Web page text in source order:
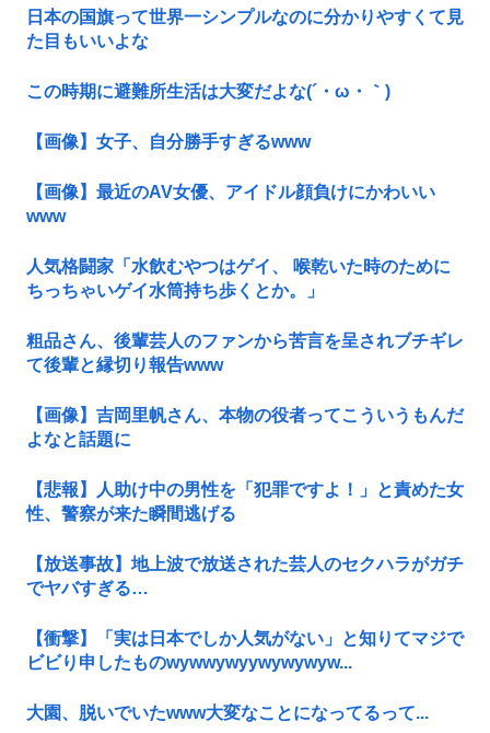
日本の国旗って世界一シンプルなのに分かりやすくて見
た目もいいよな
この時期に避難所生活は大変だよな(´・ω・｀)
【画像】女子、自分勝手すぎるwww
【画像】最近のAV女優、アイドル顔負けにかわいい
www
人気格闘家「水飲むやつはゲイ、 喉乾いた時のために
ちっちゃいゲイ水筒持ち歩くとか。」
粗品さん、後輩芸人のファンから苦言を呈されブチギレ
て後輩と縁切り報告www
【画像】吉岡里帆さん、本物の役者ってこういうもんだ
よなと話題に
【悲報】人助け中の男性を「犯罪ですよ！」と責めた女
性、警察が来た瞬間逃げる
【放送事故】地上波で放送された芸人のセクハラがガチ
でヤバすぎる…
【衝撃】「実は日本でしか人気がない」と知りてマジで
ビビり申したものwywwywyywywywyw...
大園、脱いでいたwww大変なことになってるって...